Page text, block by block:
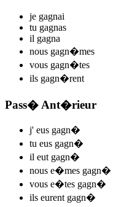
je gagnai
tu gagnas
il gagna
nous gagn�mes
vous gagn�tes
ils gagn�rent
Pass� Ant�rieur
j' eus gagn�
tu eus gagn�
il eut gagn�
nous e�mes gagn�
vous e�tes gagn�
ils eurent gagn�